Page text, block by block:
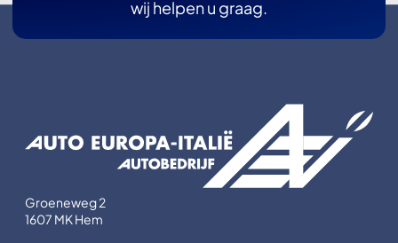
wij helpen u graag.
Groeneweg 2
1607 MK Hem